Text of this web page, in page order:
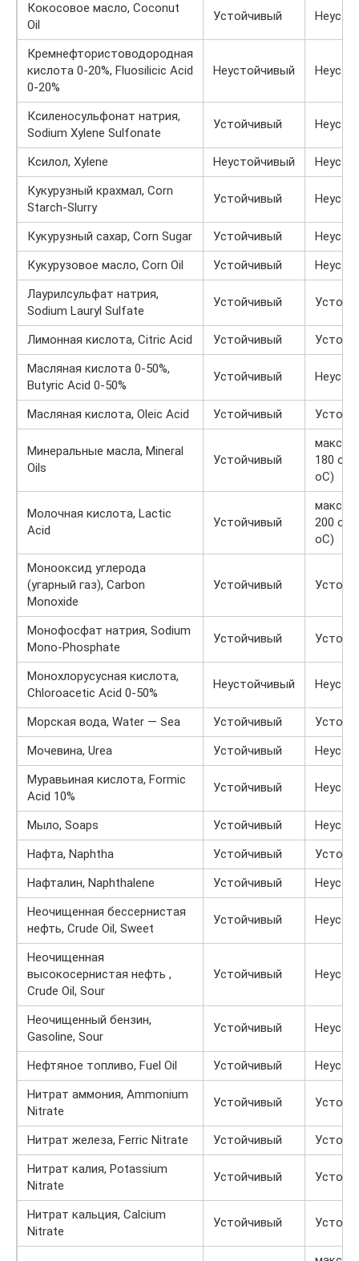
Кокосовое масло, Coconut
Oil
Устойчивый
Кремнефтористоводородная
кислота 0-20%, Fluosilicic Acid
0-20%
Неустойчивый
Ксиленосульфонат натрия,
Sodium Xylene Sulfonate
Устойчивый
Ксилол, Xylene Неустойчивый
Кукурузный крахмал, Corn
Starch-Slurry
Устойчивый
Кукурузный сахар, Corn Sugar Устойчивый
Кукурузовое масло, Corn Oil
Устойчивый
Лаурилсульфат натрия,
Sodium Lauryl Sulfate
Устойчивый
Лимонная кислота, Citric Acid Устойчивый
Масляная кислота 0-50%,
Butyric Acid 0-50%
Устойчивый
Масляная кислота, Oleic Acid Устойчивый
Минеральные масла, Mineral
Oils
Устойчивый
макс.
180 oF
oC)
Молочная кислота, Lactic
Acid
Устойчивый
макс.
200 oF
oC)
Монооксид углерода
(угарный газ), Carbon
Monoxide
Устойчивый
Монофосфат натрия, Sodium
Mono-Phosphate
Устойчивый
Монохлорусусная кислота,
Chloroacetic Acid 0-50%
Неустойчивый
Морская вода, Water — Sea Устойчивый
Мочевина, Urea
Устойчивый
Муравьиная кислота, Formic
Acid 10%
Устойчивый
Мыло, Soaps Устойчивый
Нафта, Naphtha
Устойчивый
Нафталин, Naphthalene
Устойчивый
Неочищенная бессернистая
нефть, Crude Oil, Sweet
Устойчивый
Неочищенная
высокосернистая нефть ,
Crude Oil, Sour
Устойчивый
Неочищенный бензин,
Gasoline, Sour
Устойчивый
Нефтяное топливо, Fuel Oil Устойчивый
Нитрат аммония, Ammonium
Nitrate
Устойчивый
Нитрат железа, Ferric Nitrate Устойчивый
Нитрат калия, Potassium
Nitrate
Устойчивый
Нитрат кальция, Calcium
Nitrate
Устойчивый